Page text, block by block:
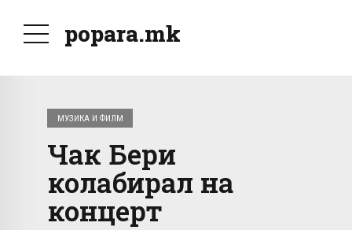
popara.mk
МУЗИКА И ФИЛМ
Чак Бери
колабирал на
концерт